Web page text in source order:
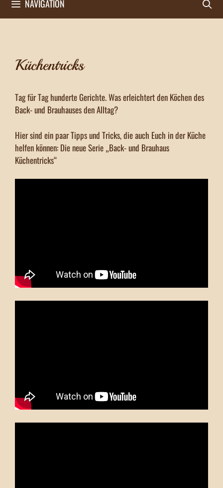
NAVIGATION
Küchentricks
Tag für Tag hunderte Gerichte. Was erleichtert den Köchen des
Back- und Brauhauses den Alltag?
Hier sind ein paar Tipps und Tricks, die auch Euch in der Küche
helfen können: Die neue Serie „Back- und Brauhaus
Küchentricks“